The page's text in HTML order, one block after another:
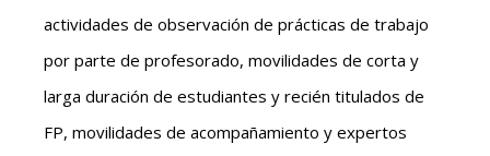
actividades de observación de prácticas de trabajo
por parte de profesorado, movilidades de corta y
larga duración de estudiantes y recién titulados de
FP, movilidades de acompañamiento y expertos